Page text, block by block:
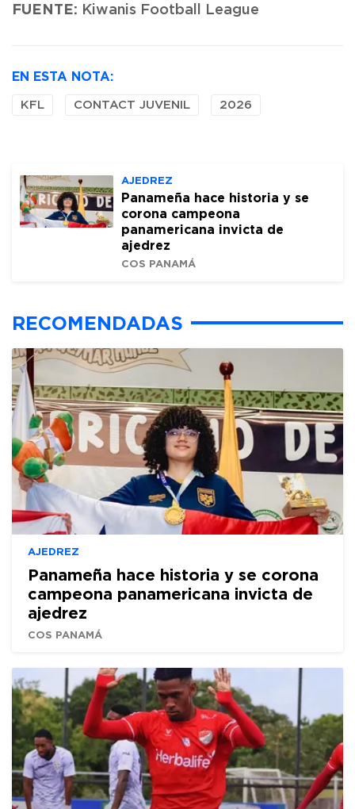
FUENTE: Kiwanis Football League
EN ESTA NOTA:
KFL CONTACT JUVENIL 2026
AJEDREZ
Panameña hace historia y se
corona campeona
panamericana invicta de
ajedrez
COS PANAMÁ
RECOMENDADAS
AJEDREZ
Panameña hace historia y se corona
campeona panamericana invicta de
ajedrez
COS PANAMÁ